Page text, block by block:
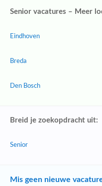
Senior vacatures – Meer
Eindhoven
Breda
Den Bosch
Breid je zoekopdracht uit:
Senior
Mis geen nieuwe